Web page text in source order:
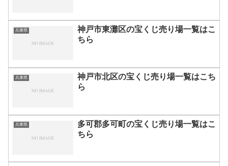
兵庫県
神戸市東灘区の宝くじ売り場一覧はこ
ちら
兵庫県
神戸市北区の宝くじ売り場一覧はこち
ら
兵庫県
多可郡多可町の宝くじ売り場一覧はこ
ちら